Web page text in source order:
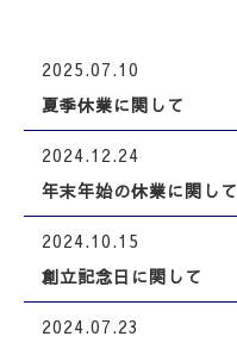
2025.07.10
夏季休業に関して
2024.12.24
年末年始の休業に関して
2024.10.15
創立記念日に関して
2024.07.23